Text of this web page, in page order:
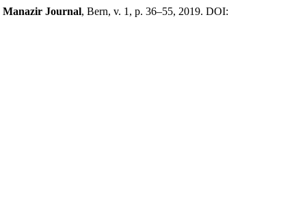
Manazir Journal, Bern, v. 1, p. 36–55, 2019. DOI: